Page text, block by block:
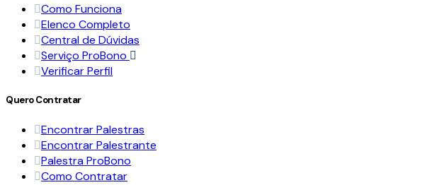
Como Funciona
Elenco Completo
Central de Dúvidas
Serviço ProBono
Verificar Perfil
Quero Contratar
Encontrar Palestras
Encontrar Palestrante
Palestra ProBono
Como Contratar